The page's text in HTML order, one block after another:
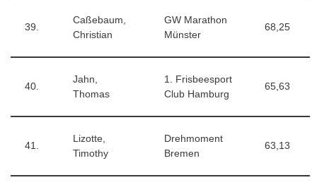
39.
Caßebaum,
Christian
GW Marathon
Münster
68,25
40.
Jahn,
Thomas
1. Frisbeesport
Club Hamburg
65,63
41.
Lizotte,
Timothy
Drehmoment
Bremen
63,13